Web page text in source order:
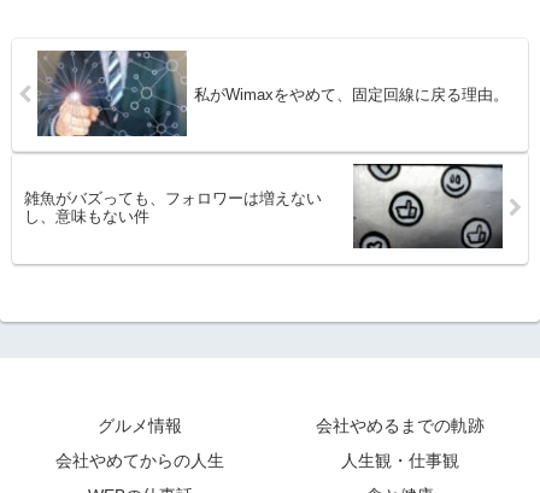
私がWimaxをやめて、固定回線に戻る理由。
雑魚がバズっても、フォロワーは増えない
し、意味もない件
グルメ情報
会社やめるまでの軌跡
会社やめてからの人生
人生観・仕事観